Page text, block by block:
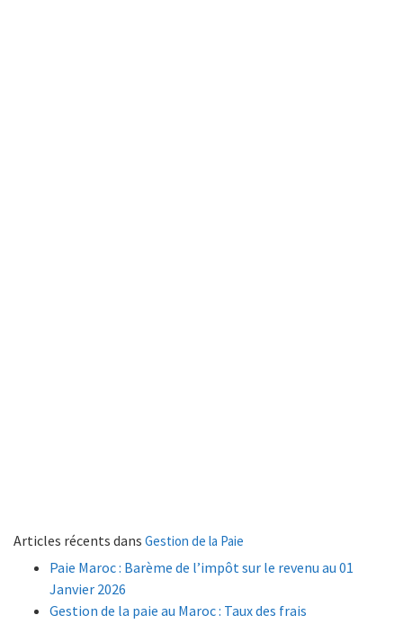
Articles récents dans Gestion de la Paie
Paie Maroc : Barème de l’impôt sur le revenu au 01
Janvier 2026
Gestion de la paie au Maroc : Taux des frais